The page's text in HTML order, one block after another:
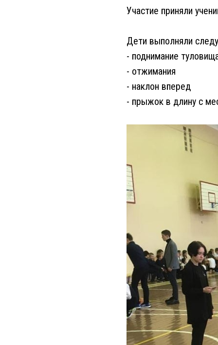
Участие приняли
Дети выполняли
- поднимание
- отжимания
- наклон вперед
- прыжок в длину с